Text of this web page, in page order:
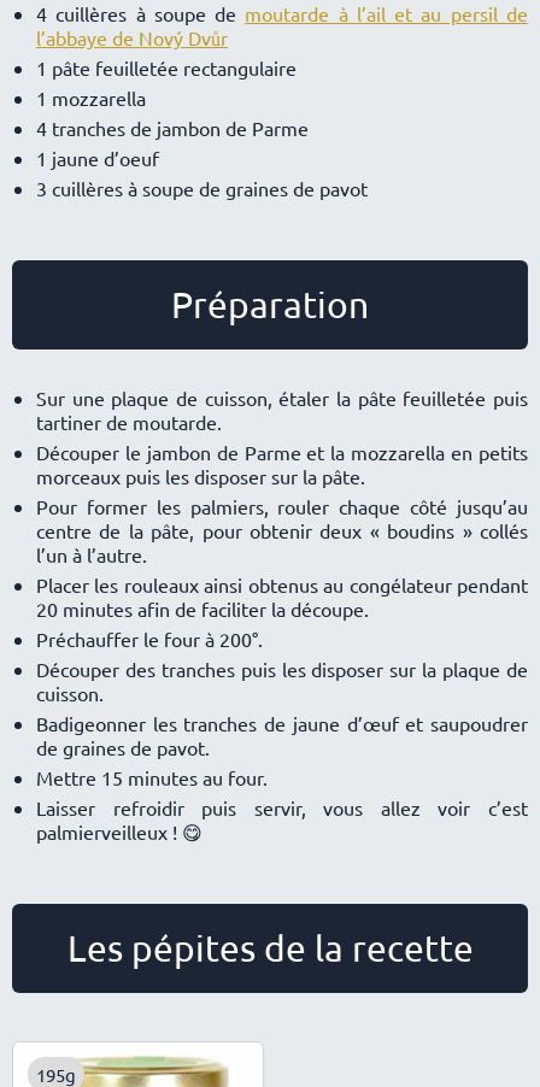
4 cuillères à soupe de moutarde à l’ail et au persil de
l’abbaye de Nový Dvůr
1 pâte feuilletée rectangulaire
1 mozzarella
4 tranches de jambon de Parme
1 jaune d’oeuf
3 cuillères à soupe de graines de pavot
Préparation
Sur une plaque de cuisson, étaler la pâte feuilletée puis
tartiner de moutarde.
Découper le jambon de Parme et la mozzarella en petits
morceaux puis les disposer sur la pâte.
Pour former les palmiers, rouler chaque côté jusqu’au
centre de la pâte, pour obtenir deux « boudins » collés
l’un à l’autre.
Placer les rouleaux ainsi obtenus au congélateur pendant
20 minutes afin de faciliter la découpe.
Préchauffer le four à 200°.
Découper des tranches puis les disposer sur la plaque de
cuisson.
Badigeonner les tranches de jaune d’œuf et saupoudrer
de graines de pavot.
Mettre 15 minutes au four.
Laisser refroidir puis servir, vous allez voir c’est
palmierveilleux ! 😋
Les pépites de la recette
195g